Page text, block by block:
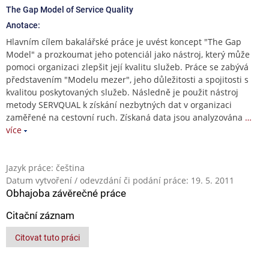
The Gap Model of Service Quality
Anotace:
Hlavním cílem bakalářské práce je uvést koncept "The Gap
Model" a prozkoumat jeho potenciál jako nástroj, který může
pomoci organizaci zlepšit její kvalitu služeb. Práce se zabývá
představením "Modelu mezer", jeho důležitosti a spojitosti s
kvalitou poskytovaných služeb. Následně je použit nástroj
metody SERVQUAL k získání nezbytných dat v organizaci
zaměřené na cestovní ruch. Získaná data jsou analyzována …
více
Jazyk práce: čeština
Datum vytvoření / odevzdání či podání práce: 19. 5. 2011
Obhajoba závěrečné práce
Citační záznam
Citovat tuto práci